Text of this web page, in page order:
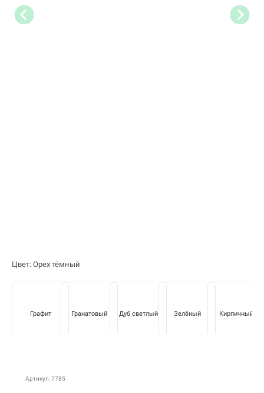
Цвет: Орех тёмный
Графит Гранатовый Дуб светлый Зелёный Кирпичный
Артикул: 7785